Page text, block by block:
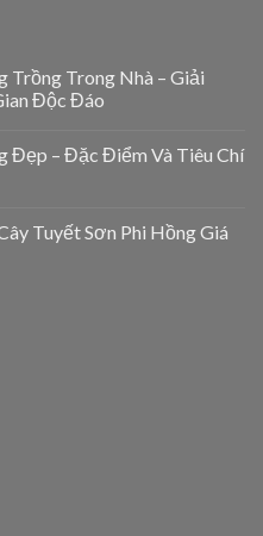
Trồng Trong Nhà – Giải
Độc Đáo
Đẹp – Đặc Điểm Và Tiêu Chí
Tuyết Sơn Phi Hồng Giá